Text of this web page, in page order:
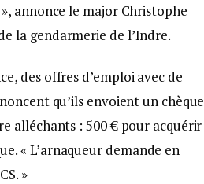
annonce le major Christophe
la gendarmerie de l’Indre.
des offres d’emploi avec de
qu’ils envoient un chèque
alléchants : 500 € pour acquérir
« L’arnaqueur demande en
»